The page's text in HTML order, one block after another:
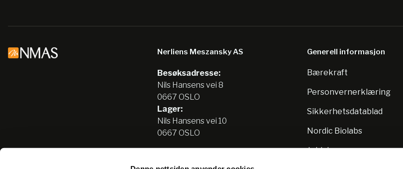
Nerliens Meszansky AS
Besøksadresse:
Nils Hansens vei 8
0667 OSLO
Lager:
Nils Hansens vei 10
0667 OSLO
Generell informasjon
Bærekraft
Personvernerklæring
Sikkerhetsdatablad
Nordic Biolabs
Jobb hos oss